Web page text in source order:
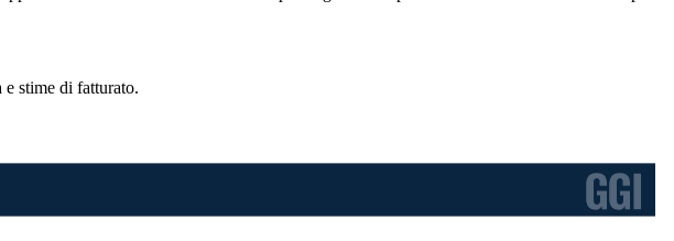
e stime di fatturato.